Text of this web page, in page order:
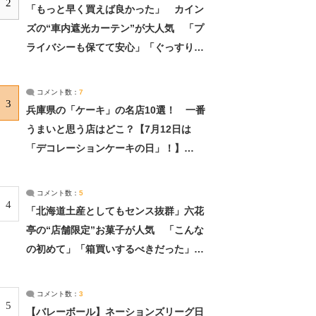
2
「もっと早く買えば良かった」 カイン
ズの“車内遮光カーテン”が大人気 「プ
ライバシーも保てて安心」「ぐっすり眠
3
コメント数： 7
兵庫県の「ケーキ」の名店10選！ 一番
うまいと思う店はどこ？【7月12日は
「デコレーションケーキの日」！】
4
コメント数： 5
「北海道土産としてもセンス抜群」六花
亭の“店舗限定”お菓子が人気 「こんな
の初めて」「箱買いするべきだった」
5
コメント数： 3
【バレーボール】ネーションズリーグ日